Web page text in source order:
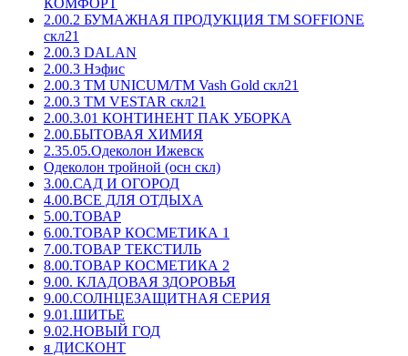
КОМФОРТ
2.00.2 БУМАЖНАЯ ПРОДУКЦИЯ ТМ SOFFIONE
скл21
2.00.3 DALAN
2.00.3 Нэфис
2.00.3 ТМ UNICUM/ТМ Vash Gold скл21
2.00.3 ТМ VESTAR скл21
2.00.3.01 КОНТИНЕНТ ПАК УБОРКА
2.00.БЫТОВАЯ ХИМИЯ
2.35.05.Одеколон Ижевск
Одеколон тройной (осн скл)
3.00.САД И ОГОРОД
4.00.ВСЕ ДЛЯ ОТДЫХА
5.00.ТОВАР
6.00.ТОВАР КОСМЕТИКА 1
7.00.ТОВАР ТЕКСТИЛЬ
8.00.ТОВАР КОСМЕТИКА 2
9.00. КЛАДОВАЯ ЗДОРОВЬЯ
9.00.СОЛНЦЕЗАЩИТНАЯ СЕРИЯ
9.01.ШИТЬЕ
9.02.НОВЫЙ ГОД
я ДИСКОНТ